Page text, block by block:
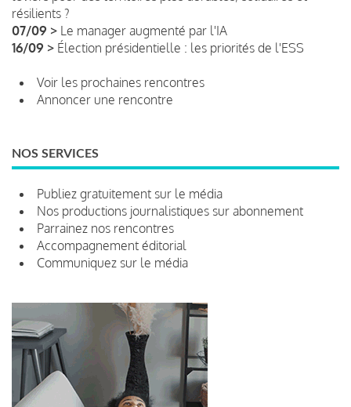
résilients ?
07/09 > Le manager augmenté par l'IA
16/09 > Élection présidentielle : les priorités de l'ESS
Voir les prochaines rencontres
Annoncer une rencontre
NOS SERVICES
Publiez gratuitement sur le média
Nos productions journalistiques sur abonnement
Parrainez nos rencontres
Accompagnement éditorial
Communiquez sur le média